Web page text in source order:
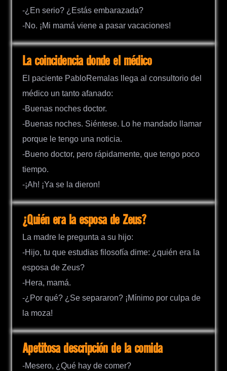
-¿En serio? ¿Estás embarazada?
-No. ¡Mi mamá viene a pasar vacaciones!
La coincidencia donde el médico
El paciente PabloRemalas llega al consultorio del
médico un tanto afanado:
-Buenas noches doctor.
-Buenas noches. Siéntese. Lo he mandado llamar
porque le tengo una noticia.
-Bueno doctor, pero rápidamente, que tengo poco
tiempo.
-¡Ah! ¡Ya se la dieron!
¿Quién era la esposa de Zeus?
La madre le pregunta a su hijo:
-Hijo, tu que estudias filosofía dime: ¿quién era la
esposa de Zeus?
-Hera, mamá.
-¿Por qué? ¿Se separaron? ¡Mínimo por culpa de
la moza!
Apetitosa descripción de la comida
-Mesero, ¿Qué hay de comer?